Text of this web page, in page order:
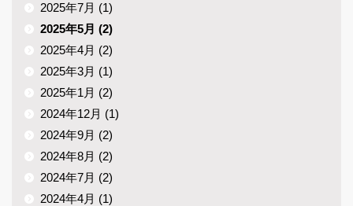
2025年7月 (1)
2025年5月 (2)
2025年4月 (2)
2025年3月 (1)
2025年1月 (2)
2024年12月 (1)
2024年9月 (2)
2024年8月 (2)
2024年7月 (2)
2024年4月 (1)